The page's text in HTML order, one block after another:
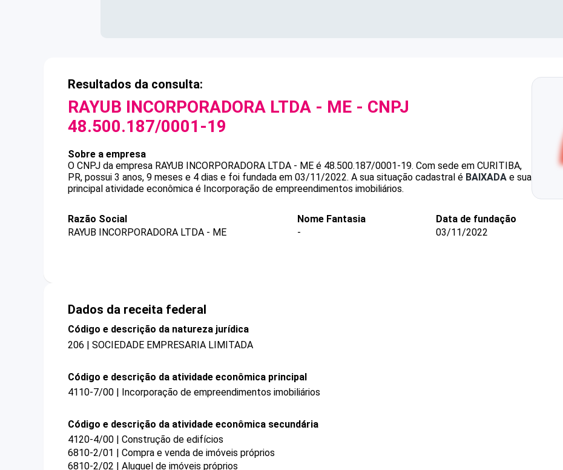
Resultados da consulta:
RAYUB INCORPORADORA LTDA - ME - CNPJ
48.500.187/0001-19
Sobre a empresa
O CNPJ da empresa RAYUB INCORPORADORA LTDA - ME é 48.500.187/0001-19. Com sede em CURITIBA,
PR, possui 3 anos, 9 meses e 4 dias e foi fundada em 03/11/2022. A sua situação cadastral é BAIXADA e sua
principal atividade econômica é Incorporação de empreendimentos imobiliários.
Razão Social
RAYUB INCORPORADORA LTDA - ME
Nome Fantasia
-
Data de fundação
03/11/2022
Dados da receita federal
Código e descrição da natureza jurídica
206 | SOCIEDADE EMPRESARIA LIMITADA
Código e descrição da atividade econômica principal
4110-7/00 | Incorporação de empreendimentos imobiliários
Código e descrição da atividade econômica secundária
4120-4/00 | Construção de edifícios
6810-2/01 | Compra e venda de imóveis próprios
6810-2/02 | Aluguel de imóveis próprios